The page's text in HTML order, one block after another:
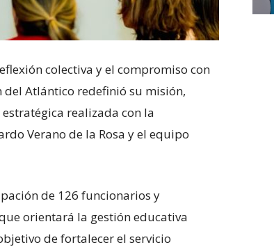
colectiva y el compromiso con
Atlántico redefinió su misión,
realizada con la
Verano de la Rosa y el equipo
de 126 funcionarios y
orientará la gestión educativa
de fortalecer el servicio